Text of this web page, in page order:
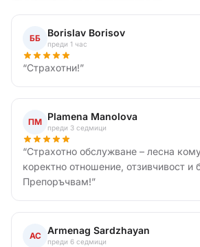
ББ Borislav Borisov
преди 1 час
“Страхотни!”
ПМ Plamena Manolova
преди 3 седмици
“Страхотно обслужване – лесна
коректно отношение, отзивчивост и
Препоръчвам!”
АС Armenag Sardzhayan
преди 6 седмици